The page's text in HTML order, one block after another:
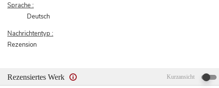
Sprache :
Deutsch
Nachrichtentyp :
Rezension
Rezensiertes Werk Kurzansicht